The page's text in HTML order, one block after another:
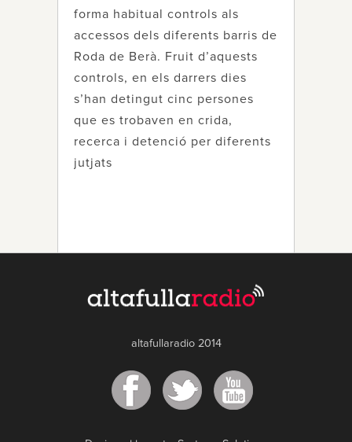
forma habitual controls als
accessos dels diferents barris de
Roda de Berà. Fruit d’aquests
controls, en els darrers dies
s’han detingut cinc persones
que es trobaven en crida,
recerca i detenció per diferents
jutjats
altafullaradio 2014